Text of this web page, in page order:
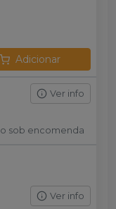
Adicionar
Ver info
sob encomenda
Ver info